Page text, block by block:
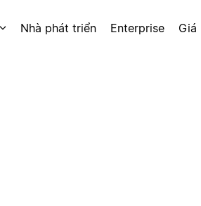
Nhà phát triển Enterprise Giá